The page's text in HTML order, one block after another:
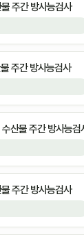
주간 방사능검사
주간 방사능검사
산물 주간 방사능검
주간 방사능검사